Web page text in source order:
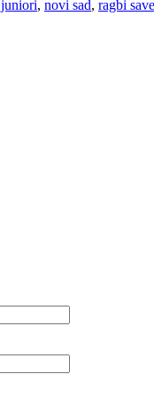
juniori, novi sad, ragbi